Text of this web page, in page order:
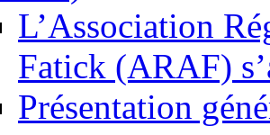
L’Association
Fatick (ARAF)
Présentation